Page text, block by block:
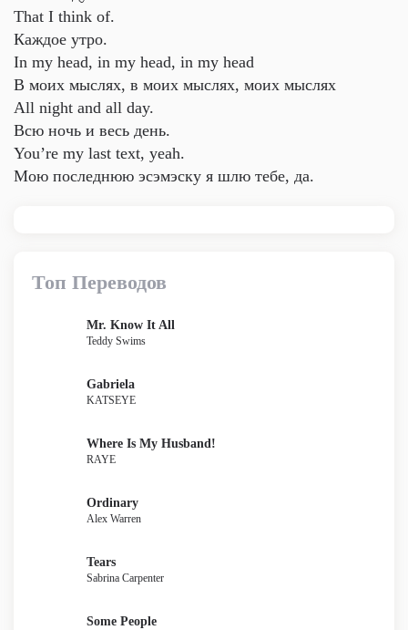
That I think of.
Каждое утро.
In my head, in my head, in my head
В моих мыслях, в моих мыслях, моих мыслях
All night and all day.
Всю ночь и весь день.
You’re my last text, yeah.
Мою последнюю эсэмэску я шлю тебе, да.
Топ Переводов
Mr. Know It All
Teddy Swims
Gabriela
KATSEYE
Where Is My Husband!
RAYE
Ordinary
Alex Warren
Tears
Sabrina Carpenter
Some People